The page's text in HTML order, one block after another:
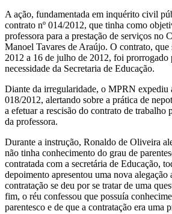
A ação, fundamentada em inquérito civil
contrato nº 014/2012, que tinha como
professora para a prestação de serviços no
Manoel Tavares de Araújo. O contrato, que
2012 a 16 de julho de 2012, foi prorrogado
necessidade da Secretaria de Educação.
Diante da irregularidade, o MPRN expediu
018/2012, alertando sobre a prática de
a efetuar a rescisão do contrato de trabalho
da professora.
Durante a instrução, Ronaldo de Oliveira
não tinha conhecimento do grau de
contratada com a secretária de Educação,
depoimento apresentou uma nova alegação
contratação se deu por se tratar de uma
fim, o réu confessou que possuía
parentesco e de que a contratação era uma